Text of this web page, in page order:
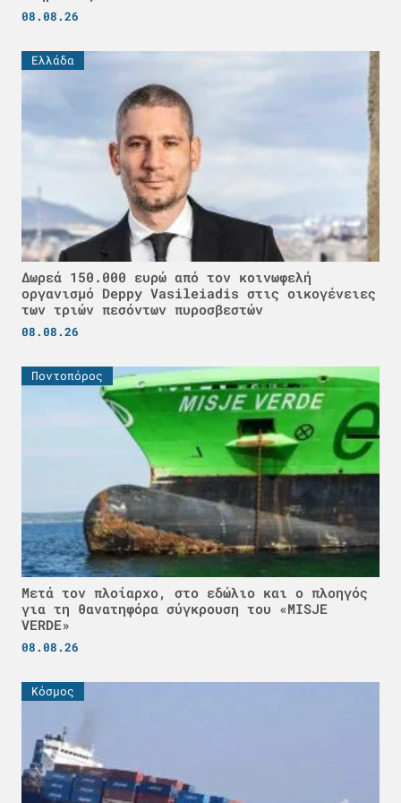
08.08.26
Ελλάδα
Δωρεά 150.000 ευρώ από τον κοινωφελή
οργανισμό Deppy Vasileiadis στις οικογένειες
των τριών πεσόντων πυροσβεστών
08.08.26
Ποντοπόρος
Μετά τον πλοίαρχο, στο εδώλιο και ο πλοηγός
για τη θανατηφόρα σύγκρουση του «MISJE
VERDE»
08.08.26
Κόσμος